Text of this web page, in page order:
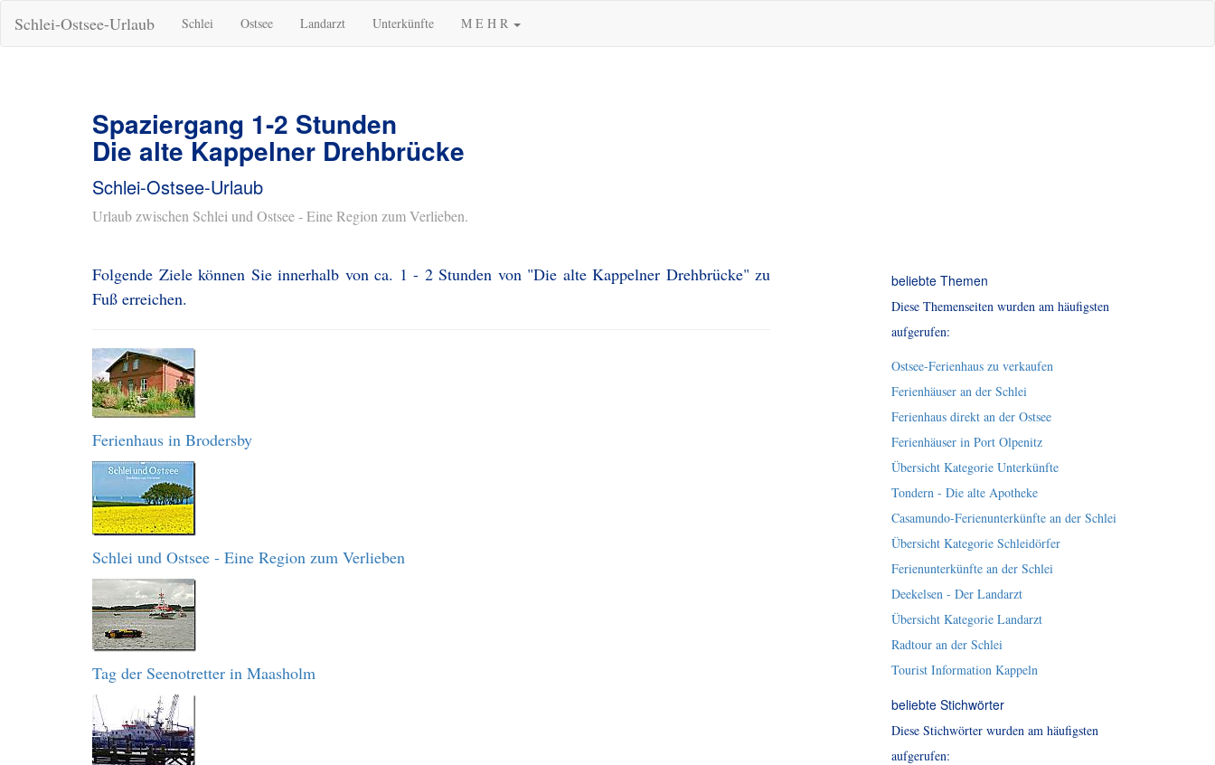
Schlei-Ostsee-Urlaub Schlei Ostsee Landarzt Unterkünfte M E H R
Spaziergang 1-2 Stunden
Die alte Kappelner Drehbrücke
Schlei-Ostsee-Urlaub
Urlaub zwischen Schlei und Ostsee - Eine Region zum Verlieben.
Folgende Ziele können Sie innerhalb von ca. 1 - 2 Stunden von "Die alte Kappelner Drehbrücke" zu
Fuß erreichen.
Ferienhaus in Brodersby
Schlei und Ostsee - Eine Region zum Verlieben
Tag der Seenotretter in Maasholm
beliebte Themen
Diese Themenseiten wurden am häufigsten
aufgerufen:
Ostsee-Ferienhaus zu verkaufen
Ferienhäuser an der Schlei
Ferienhaus direkt an der Ostsee
Ferienhäuser in Port Olpenitz
Übersicht Kategorie Unterkünfte
Tondern - Die alte Apotheke
Casamundo-Ferienunterkünfte an der Schlei
Übersicht Kategorie Schleidörfer
Ferienunterkünfte an der Schlei
Deekelsen - Der Landarzt
Übersicht Kategorie Landarzt
Radtour an der Schlei
Tourist Information Kappeln
beliebte Stichwörter
Diese Stichwörter wurden am häufigsten
aufgerufen: